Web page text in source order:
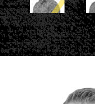
16 Mai 2023
kroppstahl
No comments